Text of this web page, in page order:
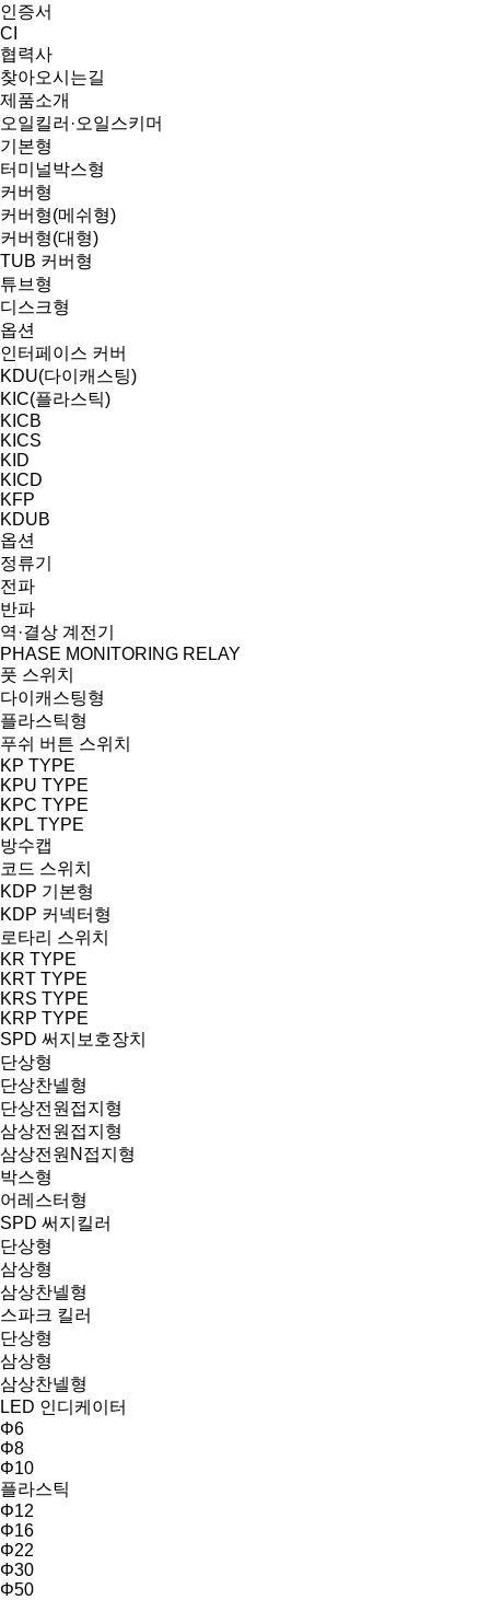
인증서
CI
협력사
찾아오시는길
제품소개
오일킬러·오일스키머
기본형
터미널박스형
커버형
커버형(메쉬형)
커버형(대형)
TUB 커버형
튜브형
디스크형
옵션
인터페이스 커버
KDU(다이캐스팅)
KIC(플라스틱)
KICB
KICS
KID
KICD
KFP
KDUB
옵션
정류기
전파
반파
역·결상 계전기
PHASE MONITORING RELAY
풋 스위치
다이캐스팅형
플라스틱형
푸쉬 버튼 스위치
KP TYPE
KPU TYPE
KPC TYPE
KPL TYPE
방수캡
코드 스위치
KDP 기본형
KDP 커넥터형
로타리 스위치
KR TYPE
KRT TYPE
KRS TYPE
KRP TYPE
SPD 써지보호장치
단상형
단상찬넬형
단상전원접지형
삼상전원접지형
삼상전원N접지형
박스형
어레스터형
SPD 써지킬러
단상형
삼상형
삼상찬넬형
스파크 킬러
단상형
삼상형
삼상찬넬형
LED 인디케이터
Φ6
Φ8
Φ10
플라스틱
Φ12
Φ16
Φ22
Φ30
Φ50